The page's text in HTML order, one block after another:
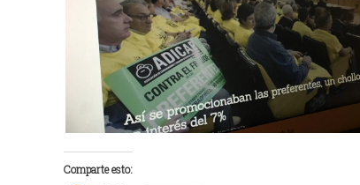
Comparte esto: